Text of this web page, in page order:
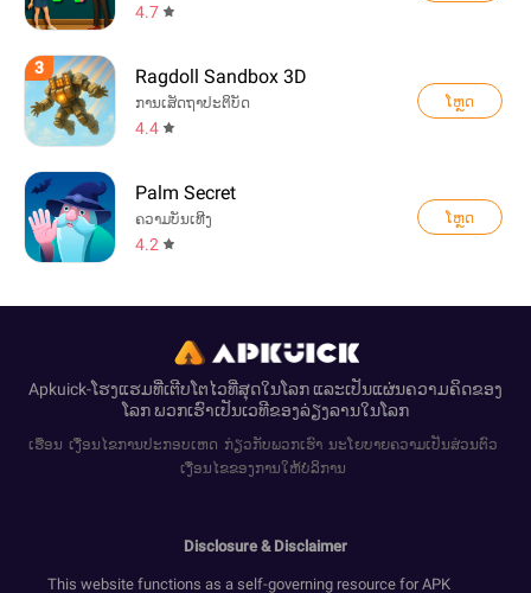
4.7
3 Ragdoll Sandbox 3D
ການເສັດຖາປະຕິບັດ
4.4
ໂຫຼດ
Palm Secret
ຄວາມບັນເທີງ
4.2
ໂຫຼດ
Apkuick-ໂຮງແຮມທີ່ເຕີບໂຕໄວທີ່ສຸດໃນໂລກ ແລະເປັນແຜ່ນຄວາມຄິດຂອງ
ໂລກ ພວກເຮົາເປັນເວທີຂອງລ່ຽງລານໃນໂລກ
ເຮືອນ ເງື່ອນໄຂການປະກອບເຫດ ກ່ຽວກັບພວກເຮົາ ນະໂຍບາຍຄວາມເປັນສ່ວນຕົວ
ເງື່ອນໄຂຂອງການໃຫ້ບໍລິການ
Disclosure & Disclaimer
This website functions as a self-governing resource for APK